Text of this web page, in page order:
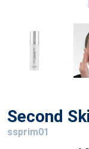
Second
ssprim01